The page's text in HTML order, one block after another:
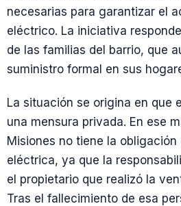
necesarias para garantizar el
eléctrico. La iniciativa
de las familias del barrio, que
suministro formal en sus
La situación se origina en que
una mensura privada. En ese
Misiones no tiene la obligación
eléctrica, ya que la
el propietario que realizó la
Tras el fallecimiento de esa